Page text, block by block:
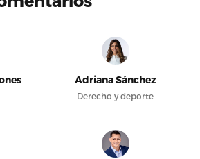
Adriana Sánchez
Derecho y deporte